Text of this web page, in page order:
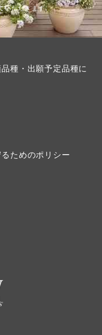
いただきます。
種・出願予定品種に
ためのポリシー